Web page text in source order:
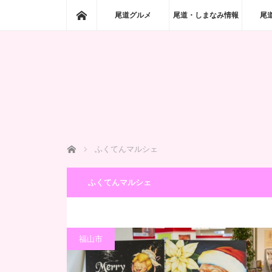
ホーム尾道グルメ 尾道・しまなみ情報 尾
ホーム ふくてんマルシェ
ふくてんマルシェ
福山市